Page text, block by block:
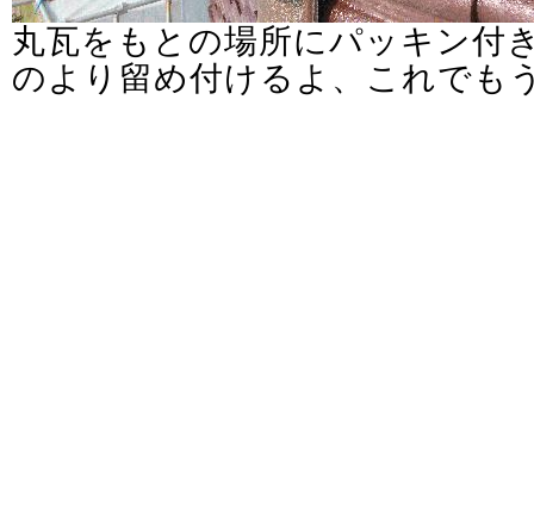
丸瓦をもとの場所にパッキン付
のより留め付けるよ、これでも